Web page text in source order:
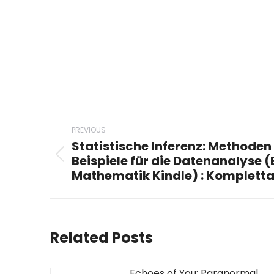
Post
navigation
PREVIOUS
Previous
post:
Statistische Inferenz:
Beispiele für die Datenanalyse
Mathematik Kindle) :
Related Posts